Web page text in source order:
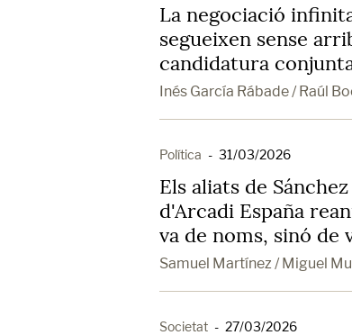
La negociació
segueixen sense
candidatura
Inés García Rábade / Raúl
Política - 31/03/2026
Els aliats de
d'Arcadi España
va de noms, sinó de
Samuel Martínez / Miguel
Societat - 27/03/2026